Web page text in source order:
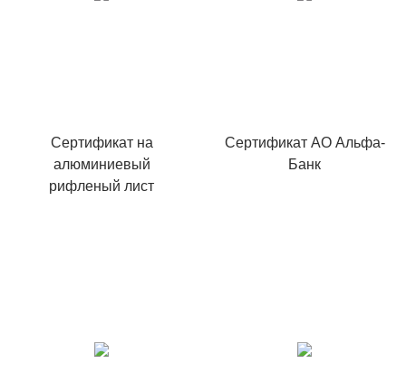
Сертификат на
алюминиевый
рифленый лист
Сертификат АО Альфа-
Банк